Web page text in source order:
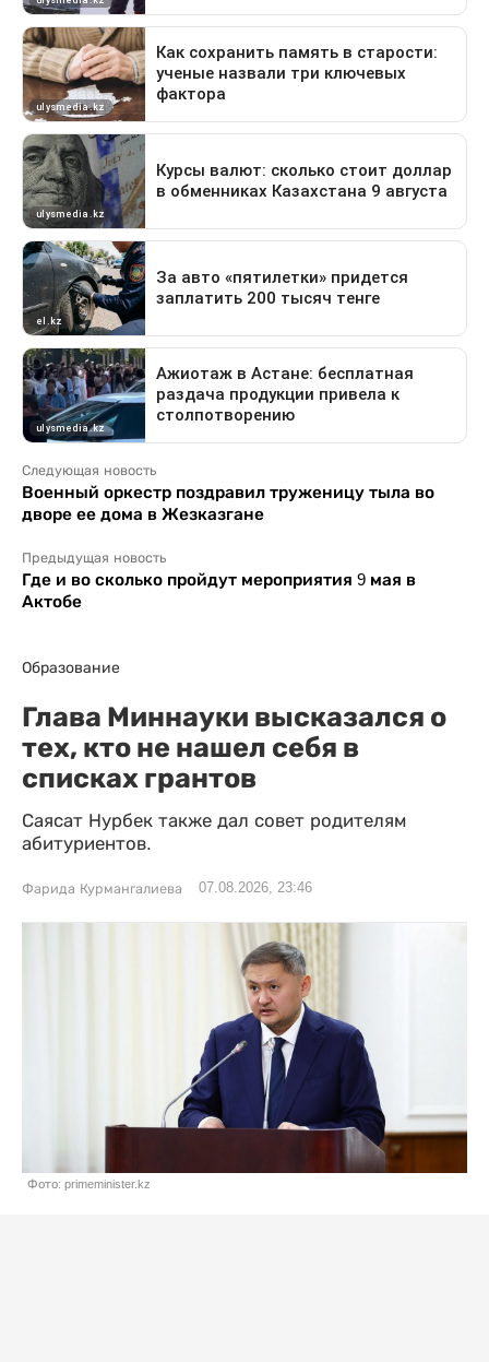
Следующая новость
Военный оркестр поздравил труженицу тыла во
дворе ее дома в Жезказгане
Предыдущая новость
Где и во сколько пройдут мероприятия 9 мая в
Актобе
Образование
Глава Миннауки высказался о
тех, кто не нашел себя в
списках грантов
Саясат Нурбек также дал совет родителям
абитуриентов.
Фарида Курмангалиева 07.08.2026, 23:46
Фото: primeminister.kz